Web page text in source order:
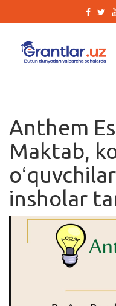
Ishlar
Kurslar
Blog
Yana
Anthem
Maktab,
insholar